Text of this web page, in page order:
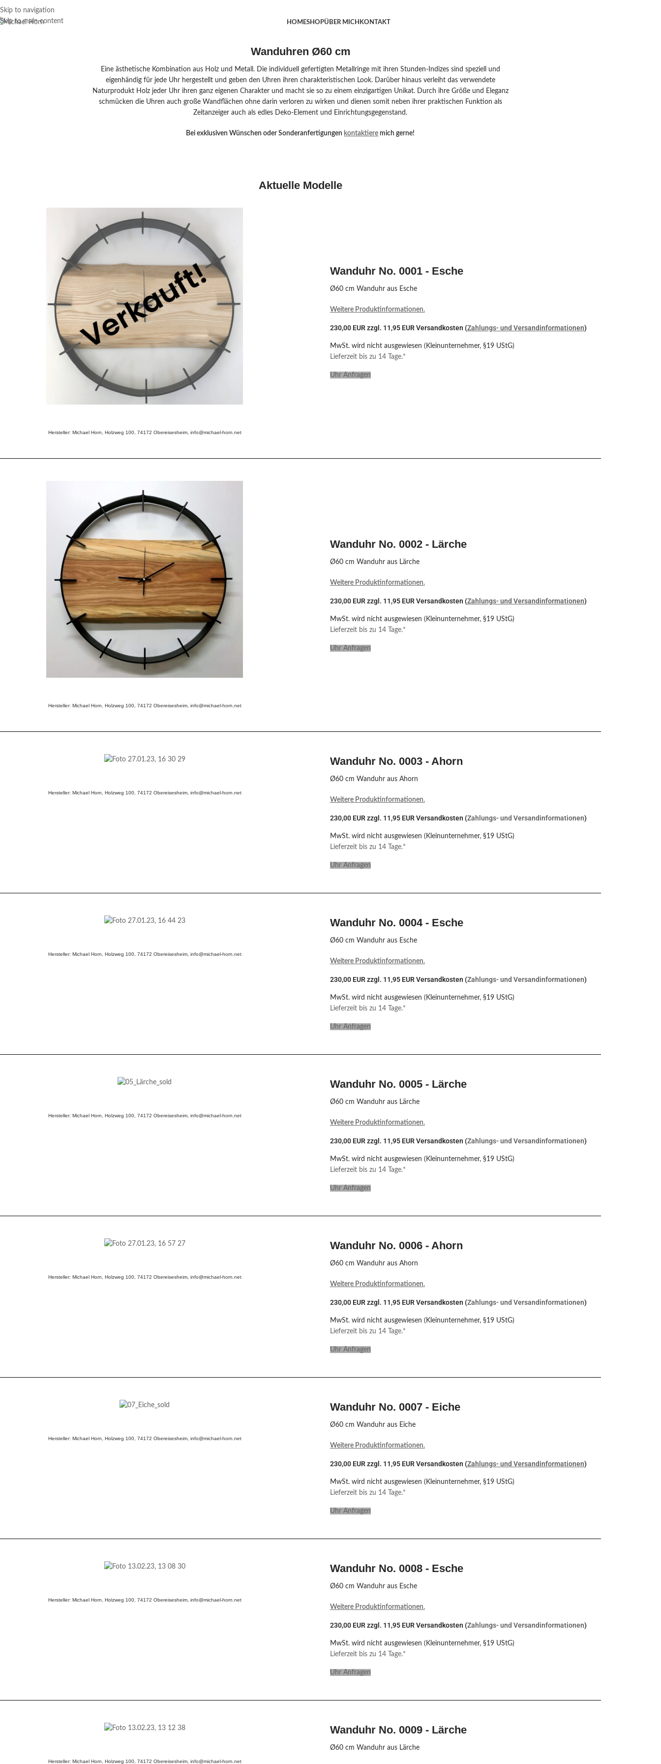
Skip to navigation
Skip to main content
HOMESHOPÜBER MICH KONTAKT
Wanduhren Ø60 cm
Eine ästhetische Kombination aus Holz und Metall. Die individuell gefertigten Metallringe mit ihren Stunden-Indizes sind speziell und
eigenhändig für jede Uhr hergestellt und geben den Uhren ihren charakteristischen Look. Darüber hinaus verleiht das verwendete
Naturprodukt Holz jeder Uhr ihren ganz eigenen Charakter und macht sie so zu einem einzigartigen Unikat. Durch ihre Größe und Eleganz
schmücken die Uhren auch große Wandflächen ohne darin verloren zu wirken und dienen somit neben ihrer praktischen Funktion als
Zeitanzeiger auch als edles Deko-Element und Einrichtungsgegenstand.
Bei exklusiven Wünschen oder Sonderanfertigungen kontaktiere mich gerne!
Aktuelle Modelle
Hersteller: Michael Horn, Holzweg 100, 74172 Obereisesheim, info@michael-horn.net
Wanduhr No. 0001 - Esche
Ø60 cm Wanduhr aus Esche
Weitere Produktinformationen.
230,00 EUR zzgl. 11,95 EUR Versandkosten (Zahlungs- und Versandinformationen)
MwSt. wird nicht ausgewiesen (Kleinunternehmer, §19 UStG)
Lieferzeit bis zu 14 Tage.*
Uhr Anfragen
Hersteller: Michael Horn, Holzweg 100, 74172 Obereisesheim, info@michael-horn.net
Wanduhr No. 0002 - Lärche
Ø60 cm Wanduhr aus Lärche
Weitere Produktinformationen.
230,00 EUR zzgl. 11,95 EUR Versandkosten (Zahlungs- und Versandinformationen)
MwSt. wird nicht ausgewiesen (Kleinunternehmer, §19 UStG)
Lieferzeit bis zu 14 Tage.*
Uhr Anfragen
Hersteller: Michael Horn, Holzweg 100, 74172 Obereisesheim, info@michael-horn.net
Wanduhr No. 0003 - Ahorn
Ø60 cm Wanduhr aus Ahorn
Weitere Produktinformationen.
230,00 EUR zzgl. 11,95 EUR Versandkosten (Zahlungs- und Versandinformationen)
MwSt. wird nicht ausgewiesen (Kleinunternehmer, §19 UStG)
Lieferzeit bis zu 14 Tage.*
Uhr Anfragen
Hersteller: Michael Horn, Holzweg 100, 74172 Obereisesheim, info@michael-horn.net
Wanduhr No. 0004 - Esche
Ø60 cm Wanduhr aus Esche
Weitere Produktinformationen.
230,00 EUR zzgl. 11,95 EUR Versandkosten (Zahlungs- und Versandinformationen)
MwSt. wird nicht ausgewiesen (Kleinunternehmer, §19 UStG)
Lieferzeit bis zu 14 Tage.*
Uhr Anfragen
Hersteller: Michael Horn, Holzweg 100, 74172 Obereisesheim, info@michael-horn.net
Wanduhr No. 0005 - Lärche
Ø60 cm Wanduhr aus Lärche
Weitere Produktinformationen.
230,00 EUR zzgl. 11,95 EUR Versandkosten (Zahlungs- und Versandinformationen)
MwSt. wird nicht ausgewiesen (Kleinunternehmer, §19 UStG)
Lieferzeit bis zu 14 Tage.*
Uhr Anfragen
Hersteller: Michael Horn, Holzweg 100, 74172 Obereisesheim, info@michael-horn.net
Wanduhr No. 0006 - Ahorn
Ø60 cm Wanduhr aus Ahorn
Weitere Produktinformationen.
230,00 EUR zzgl. 11,95 EUR Versandkosten (Zahlungs- und Versandinformationen)
MwSt. wird nicht ausgewiesen (Kleinunternehmer, §19 UStG)
Lieferzeit bis zu 14 Tage.*
Uhr Anfragen
Hersteller: Michael Horn, Holzweg 100, 74172 Obereisesheim, info@michael-horn.net
Wanduhr No. 0007 - Eiche
Ø60 cm Wanduhr aus Eiche
Weitere Produktinformationen.
230,00 EUR zzgl. 11,95 EUR Versandkosten (Zahlungs- und Versandinformationen)
MwSt. wird nicht ausgewiesen (Kleinunternehmer, §19 UStG)
Lieferzeit bis zu 14 Tage.*
Uhr Anfragen
Hersteller: Michael Horn, Holzweg 100, 74172 Obereisesheim, info@michael-horn.net
Wanduhr No. 0008 - Esche
Ø60 cm Wanduhr aus Esche
Weitere Produktinformationen.
230,00 EUR zzgl. 11,95 EUR Versandkosten (Zahlungs- und Versandinformationen)
MwSt. wird nicht ausgewiesen (Kleinunternehmer, §19 UStG)
Lieferzeit bis zu 14 Tage.*
Uhr Anfragen
Hersteller: Michael Horn, Holzweg 100, 74172 Obereisesheim, info@michael-horn.net
Wanduhr No. 0009 - Lärche
Ø60 cm Wanduhr aus Lärche